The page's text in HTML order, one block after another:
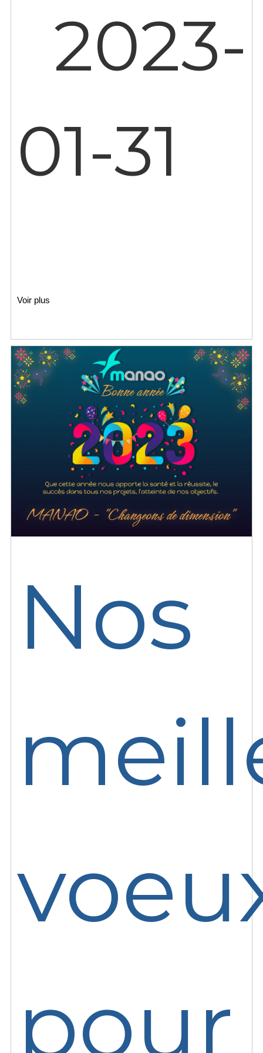
2023-
01-31
Voir plus
Nos
pour